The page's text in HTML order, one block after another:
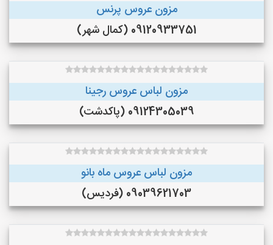
مزون عروس پرنس
09120933751 (کمال شهر)
مزون لباس عروس رجینا
09124305039 (پاکدشت)
مزون لباس عروس ماه بانو
09039621703 (فردیس)